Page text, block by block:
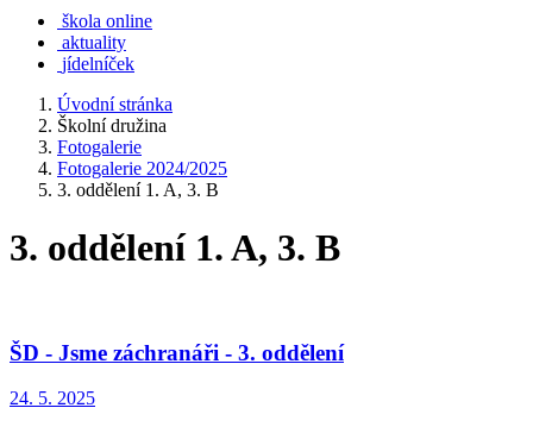
škola online
aktuality
jídelníček
Úvodní stránka
Školní družina
Fotogalerie
Fotogalerie 2024/2025
3. oddělení 1. A, 3. B
3. oddělení 1. A, 3. B
ŠD - Jsme záchranáři - 3. oddělení
24. 5. 2025